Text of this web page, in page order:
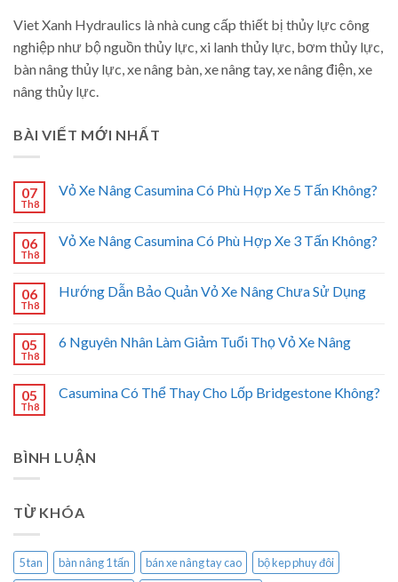
Viet Xanh Hydraulics là nhà cung cấp thiết bị thủy lực công
nghiệp như bộ nguồn thủy lực, xi lanh thủy lực, bơm thủy lực,
bàn nâng thủy lực, xe nâng bàn, xe nâng tay, xe nâng điện, xe
nâng thủy lực.
BÀI VIẾT MỚI NHẤT
07
Th8
Vỏ Xe Nâng Casumina Có Phù Hợp Xe 5 Tấn Không?
06
Th8
Vỏ Xe Nâng Casumina Có Phù Hợp Xe 3 Tấn Không?
06
Th8
Hướng Dẫn Bảo Quản Vỏ Xe Nâng Chưa Sử Dụng
05
Th8
6 Nguyên Nhân Làm Giảm Tuổi Thọ Vỏ Xe Nâng
05
Th8
Casumina Có Thể Thay Cho Lốp Bridgestone Không?
BÌNH LUẬN
TỪ KHÓA
5 tan bàn nâng 1 tấn bán xe nâng tay cao
bộ kep phuy đôi